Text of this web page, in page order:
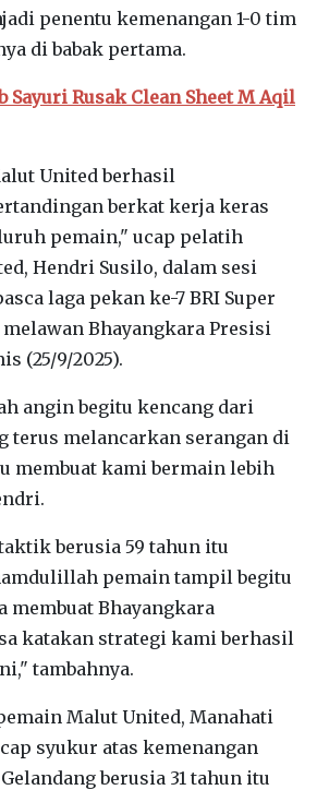
penentu kemenangan 1-0 tim
di babak pertama.
Sayuri Rusak Clean Sheet M Aqil
United berhasil
berkat kerja keras
pemain," ucap pelatih
Hendri Susilo, dalam sesi
laga pekan ke-7 BRI Super
melawan Bhayangkara Presisi
(25/9/2025).
angin begitu kencang dari
terus melancarkan serangan di
membuat kami bermain lebih
berusia 59 tahun itu
pemain tampil begitu
membuat Bhayangkara
katakan strategi kami berhasil
tambahnya.
Malut United, Manahati
syukur atas kemenangan
berusia 31 tahun itu